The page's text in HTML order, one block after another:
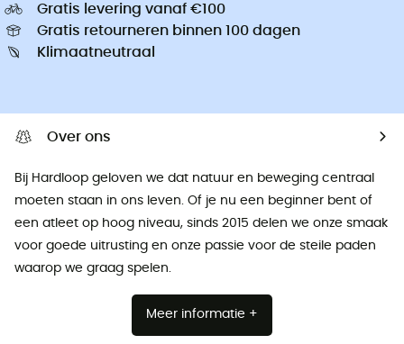
Gratis levering vanaf €100
Gratis retourneren binnen 100 dagen
Klimaatneutraal
Over ons
Bij Hardloop geloven we dat natuur en beweging centraal
moeten staan ​​in ons leven. Of je nu een beginner bent of
een atleet op hoog niveau, sinds 2015 delen we onze smaak
voor goede uitrusting en onze passie voor de steile paden
waarop we graag spelen.
Meer informatie +